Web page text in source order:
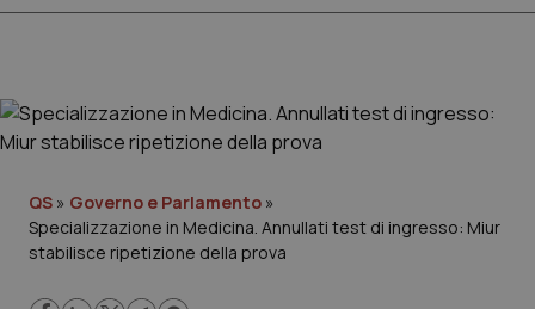
Governo e Parlamento
Regioni e Asl
QS » Governo e Parlamento »
Specializzazione in Medicina. Annullati test di ingresso: Miur
stabilisce ripetizione della prova